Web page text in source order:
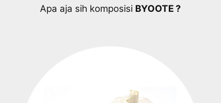
Apa aja sih komposisi BYOOTE ?​